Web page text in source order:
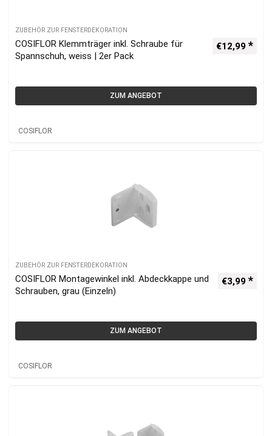
ZUBEHÖR ZUR FENSTERDEKORATION
COSIFLOR Klemmträger inkl. Schraube für
Spannschuh, weiss | 2er Pack
€12,99
ZUM ANGEBOT
COSIFLOR
ZUBEHÖR ZUR FENSTERDEKORATION
COSIFLOR Montagewinkel inkl. Abdeckkappe und
Schrauben, grau (Einzeln)
€3,99
ZUM ANGEBOT
COSIFLOR